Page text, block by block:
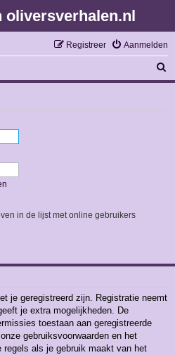
oliversverhalen.nl
Aanmelden
Registreer
o
in de lijst met online gebruikers
je geregistreerd zijn. Registratie neemt
je extra mogelijkheden. De
toestaan aan geregistreerde
gebruiksvoorwaarden en het
regels als je gebruik maakt van het